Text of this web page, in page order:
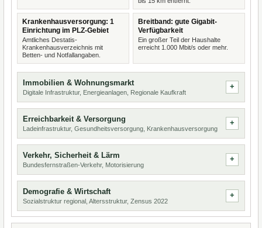
Krankenhausversorgung: 1
Einrichtung im PLZ-Gebiet
Amtliches Destatis-
Krankenhausverzeichnis mit
Betten- und Notfallangaben.
Breitband: gute Gigabit-
Verfügbarkeit
Ein großer Teil der Haushalte
erreicht 1.000 Mbit/s oder mehr.
Immobilien & Wohnungsmarkt
Digitale Infrastruktur, Energieanlagen, Regionale Kaufkraft
Erreichbarkeit & Versorgung
Ladeinfrastruktur, Gesundheitsversorgung, Krankenhausversorgung
Verkehr, Sicherheit & Lärm
Bundesfernstraßen-Verkehr, Motorisierung
Demografie & Wirtschaft
Sozialstruktur regional, Altersstruktur, Zensus 2022